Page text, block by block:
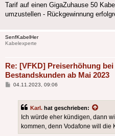
Tarif auf einen GigaZuhause 50
umzustellen - Rückgewinnung
SenfKabelHer
Kabelexperte
Re: [VFKD] Preiserhöhung
Bestandskunden ab Mai 2023
Beitrag
04.11.2023, 09:06
Karl. hat geschrieben:
Ich würde eher kündigen, dann
kommen, denn Vodafone will die